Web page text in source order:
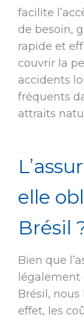
facilite
de besoin,
rapide et
couvrir la
accidents
fréquents
attraits
elle
Brésil
Bien que
Brésil,
effet, les